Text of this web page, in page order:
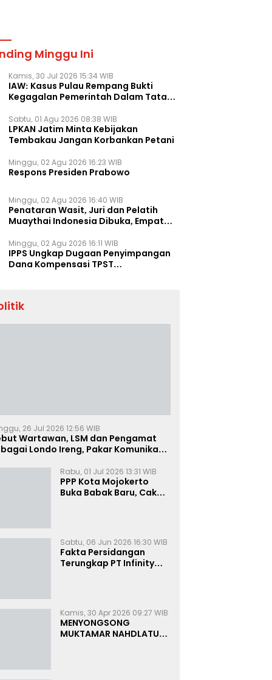
Minggu Ini
Kamis, 30 Jul 2026 15:34 WIB
IAW: Kasus Pulau Rempang Bukti
Kegagalan Pemerintah Dalam Tata
Sabtu, 01 Agu 2026 08:38 WIB
LPKAN Jatim Minta Kebijakan
Tembakau Jangan Korbankan Petani
Minggu, 02 Agu 2026 16:23 WIB
Respons Presiden Prabowo
Minggu, 02 Agu 2026 16:40 WIB
Penataran Wasit, Juri dan Pelatih
Muaythai Indonesia Dibuka, Empat
Minggu, 02 Agu 2026 16:11 WIB
IPPS Ungkap Dugaan Penyimpangan
Dana Kompensasi TPST
26 Jul 2026 12:56 WIB
Wartawan, LSM dan Pengamat
Londo Ireng, Pakar Komunikasi:
Rabu, 01 Jul 2026 13:31 WIB
PPP Kota Mojokerto
Buka Babak Baru, Cak
Sabtu, 06 Jun 2026 16:30 WIB
Fakta Persidangan
Terungkap PT Infinity
Kamis, 30 Apr 2026 09:27 WIB
MENYONGSONG
MUKTAMAR NAHDLATUL